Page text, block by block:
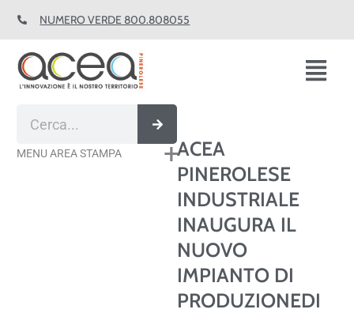
NUMERO VERDE 800.808055
MENU AREA STAMPA
ACEA
PINEROLESE
INDUSTRIALE
INAUGURA IL
NUOVO
IMPIANTO DI
PRODUZIONEDI